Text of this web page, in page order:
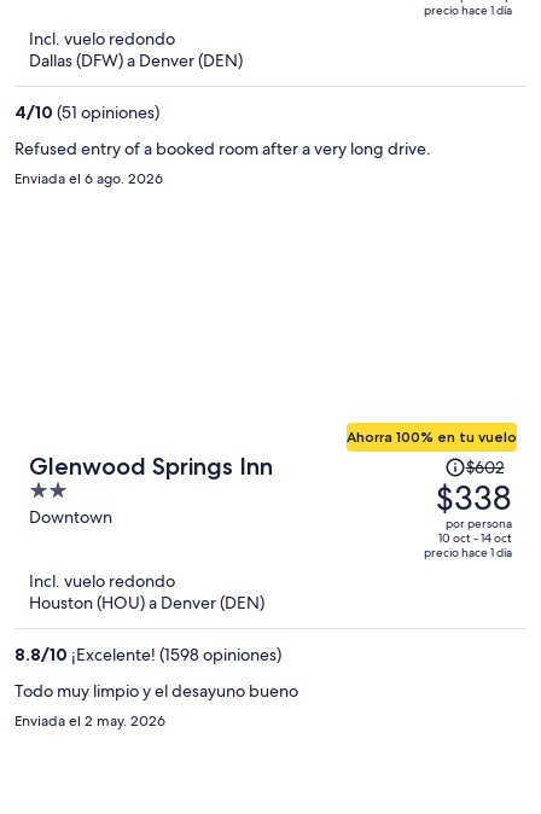
$558
precio hace 1 día
Incl. vuelo redondo
Dallas (DFW) a Denver (DEN)
4/10 (51 opiniones)
Refused entry of a booked room after a very long drive.
Enviada el 6 ago. 2026
Glenwood Springs Inn
2
out
Downtown
Ahorra 100% en tu vuelo
El
precio
era
de
$602
$602
$338
por persona
10 oct - 14 oct
precio hace 1 día
Incl. vuelo redondo
Houston (HOU) a Denver (DEN)
8.8/10 ¡Excelente! (1598 opiniones)
Todo muy limpio y el desayuno bueno
Enviada el 2 may. 2026